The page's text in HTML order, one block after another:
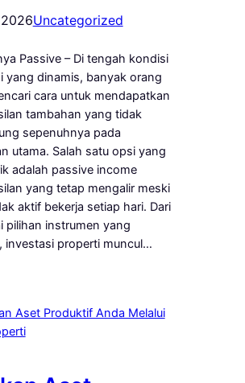
Uncategorized
Passive – Di tengah kondisi
yang dinamis, banyak orang
cara untuk mendapatkan
tambahan yang tidak
sepenuhnya pada
utama. Salah satu opsi yang
adalah passive income
yang tetap mengalir meski
aktif bekerja setiap hari. Dari
pilihan instrumen yang
investasi properti muncul…